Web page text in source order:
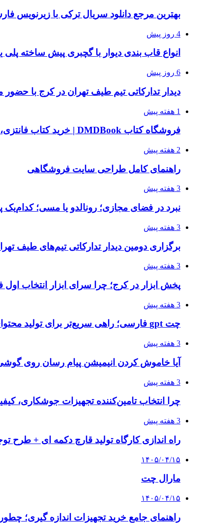
بهترین مرجع دانلود سریال ترکی با زیرنویس
4 روز پیش
انواع قاب بندی دیوار با گچبری پیش ساخته
6 روز پیش
دیدار تدارکاتی تیم طیف تهران در کرج با
1 هفته پیش
فروشگاه کتاب DMDBook | خرید کتاب فانتزی، عاشقانه، دارک رومنس و رمان بدون حذفیات
2 هفته پیش
راهنمای کامل طراحی سایت فروشگاهی
3 هفته پیش
نبرد در فضای مجازی؛ رونالدو یا مسی؛ کدام‌یک
3 هفته پیش
برگزاری دومین دیدار تدارکاتی تیم‌های طیف
3 هفته پیش
پخش ابزار در کرج؛ چرا سرای ابزار انتخاب
3 هفته پیش
چت gpt فارسی؛ راهی سریع‌تر برای تولید محتوای حرفه‌ای و بازاریابی هوشمند
3 هفته پیش
آیا خاموش کردن انیمیشن پیام رسان روی گوشی ۳ گیگ رم واقعا اثر دارد؟ یک آزمون
3 هفته پیش
چرا انتخاب تامین‌کننده تجهیزات جوشکاری،
3 هفته پیش
راه اندازی کارگاه تولید قارچ دکمه ای + طرح
۱۴۰۵/۰۴/۱۵
مارال چت
۱۴۰۵/۰۴/۱۵
راهنمای جامع خرید تجهیزات اندازه گیری؛ چطور